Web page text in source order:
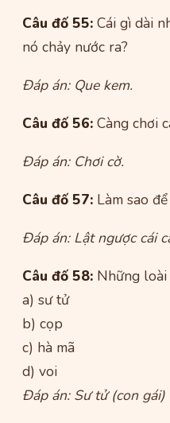
Câu đố 55: Cái gì dài
nó chảy nước ra?
Đáp án: Que kem.
Câu đố 56: Càng chơi
Đáp án: Chơi cờ.
Câu đố 57: Làm sao
Đáp án: Lật ngược cái
Câu đố 58: Những loài
a) sư tử
b) cọp
c) hà mã
d) voi
Đáp án: Sư tử (con gái)